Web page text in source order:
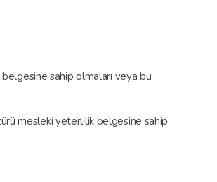
sahip olmaları veya bu
mesleki yeterlilik belgesine sahip